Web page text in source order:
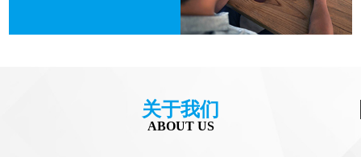
关于我们
ABOUT US